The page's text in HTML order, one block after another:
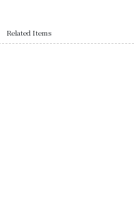
Related Items